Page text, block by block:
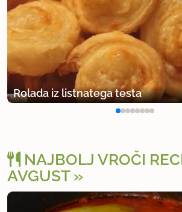
Rolada iz listnatega testa
NAJBOLJ VROČI
AVGUST